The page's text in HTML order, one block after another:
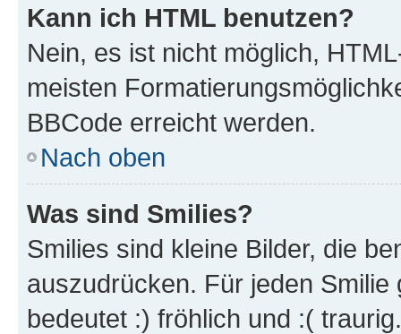
Kann ich HTML benutzen?
Nein, es ist nicht möglich,
meisten
BBCode erreicht werden.
Nach oben
Was sind Smilies?
Smilies sind kleine Bilder, die
auszudrücken. Für jeden
bedeutet :) fröhlich und :(